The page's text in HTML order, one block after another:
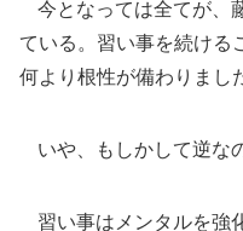
今となっては全てが、
ている。習い事を続ける
何より根性が備わりまし
いや、もしかして逆な
習い事はメンタルを強